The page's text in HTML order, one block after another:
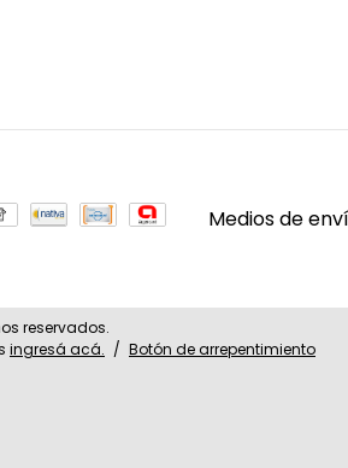
Medios de
reservados.
ingresá acá. / Botón de arrepentimiento